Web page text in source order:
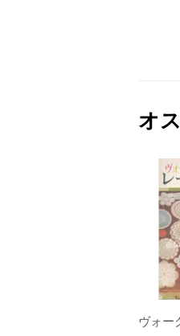
オ
ヴォー